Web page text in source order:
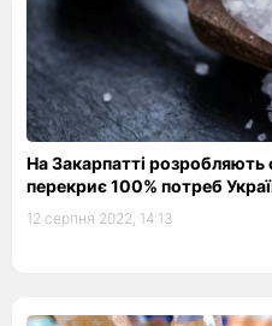
На Закарпатті
перекриє 100% потреб
12 серпня 2022, 14:13